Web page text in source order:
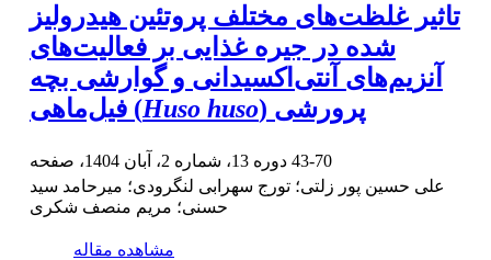
تاثیر غلظت‌های مختلف پروتئین هیدرولیز
شده در جیره غذایی بر فعالیت‌های
آنزیم‌های آنتی‌اکسیدانی و گوارشی بچه
فیل‌ماهی (Huso huso ) پرورشی
43-70
علی حسین پور زلتی؛ تورج سهرابی لنگرودی؛ میرحامد سید
حسنی؛ مریم منصف شکری
مشاهده مقاله